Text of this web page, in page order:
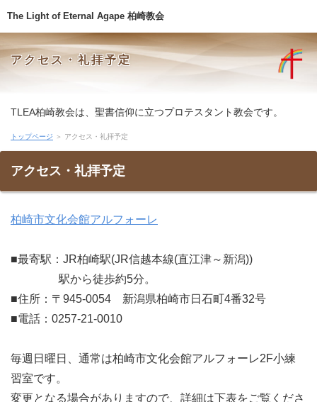
The Light of Eternal Agape 柏崎教会
アクセス・礼拝予定
TLEA柏崎教会は、聖書信仰に立つプロテスタント教会です。
トップページ ＞ アクセス・礼拝予定
アクセス・礼拝予定
柏崎市文化会館アルフォーレ
■最寄駅：JR柏崎駅(JR信越本線(直江津～新潟))
駅から徒歩約5分。
■住所：〒945-0054 新潟県柏崎市日石町4番32号
■電話：0257-21-0010
毎週日曜日、通常は柏崎市文化会館アルフォーレ2F小練
習室です。
変更となる場合がありますので、詳細は下表をご覧くださ